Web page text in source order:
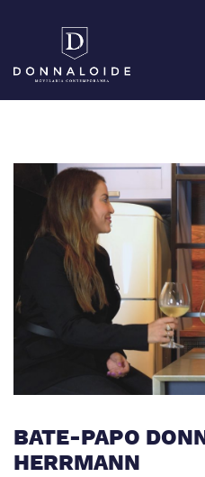
BATE-PAPO
HERRMANN